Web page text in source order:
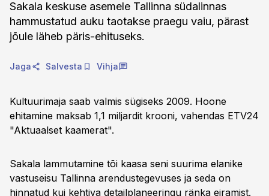
Sakala keskuse asemele Tallinna südalinnas
hammustatud auku taotakse praegu vaiu, pärast
jõule läheb päris-ehituseks.
Jaga Salvesta Vihja
Kultuurimaja saab valmis sügiseks 2009. Hoone
ehitamine maksab 1,1 miljardit krooni, vahendas ETV24
"Aktuaalset kaamerat".
Sakala lammutamine tõi kaasa seni suurima elanike
vastuseisu Tallinna arendustegevuses ja seda on
hinnatud kui kehtiva detailplaneeringu ränka eiramist.